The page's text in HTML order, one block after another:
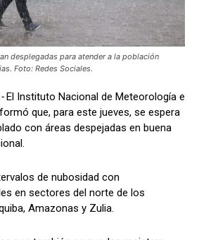
desplegadas para atender a la población
Foto: Redes Sociales.
El Instituto Nacional de Meteorología e
que, para este jueves, se espera
con áreas despejadas en buena
de nubosidad con
en sectores del norte de los
Amazonas y Zulia.